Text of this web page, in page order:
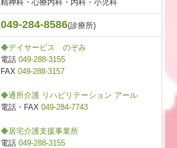
精神科・心療内科・内科・小児科
049-284-8586(診療所)
◆デイサービス のぞみ
電話049-288-3155
FAX049-288-3157
◆通所介護 リハビリテーション アール
電話・FAX049-284-7743
◆居宅介護支援事業所
電話049-288-3155